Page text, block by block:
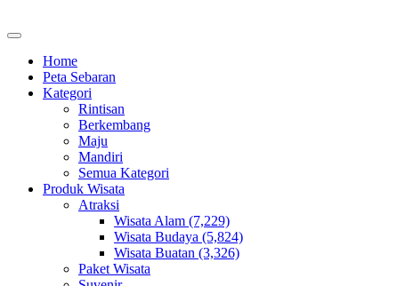
Home
Peta Sebaran
Kategori
Rintisan
Berkembang
Maju
Mandiri
Semua Kategori
Produk Wisata
Atraksi
Wisata Alam (7,229)
Wisata Budaya (5,824)
Wisata Buatan (3,326)
Paket Wisata